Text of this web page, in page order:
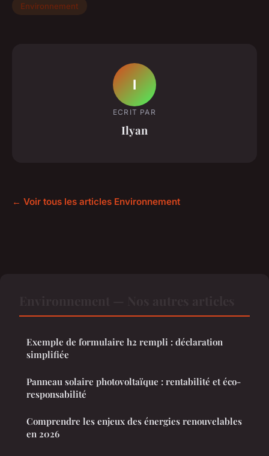
Environnement
I
ECRIT PAR
Ilyan
← Voir tous les articles Environnement
Exemple de formulaire h2 rempli : déclaration
simplifiée
Panneau solaire photovoltaïque : rentabilité et éco-
responsabilité
Comprendre les enjeux des énergies renouvelables
en 2026